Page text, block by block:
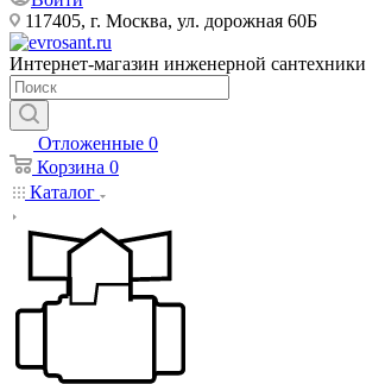
117405, г. Москва, ул. дорожная 60Б
Интернет-магазин инженерной сантехники
Отложенные 0
Корзина 0
Каталог